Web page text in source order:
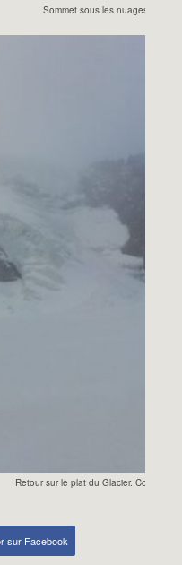
Sommet sous les nuages.
Retour sur le plat du Glacier. Contents!!
sur Facebook